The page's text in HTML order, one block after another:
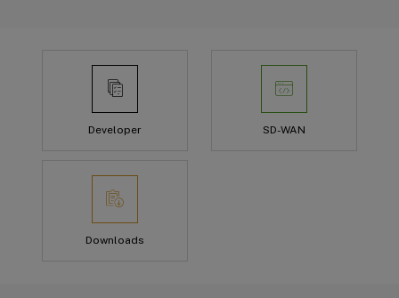
Developer SD-WAN
Downloads